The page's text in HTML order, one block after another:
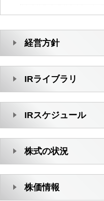
経営方針
IRライブラリ
IRスケジュール
株式の状況
株価情報